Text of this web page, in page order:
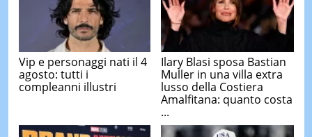
Vip e personaggi nati il 4
agosto: tutti i
compleanni illustri
Ilary Blasi sposa Bastian
Muller in una villa extra
lusso della Costiera
Amalfitana: quanto costa
...